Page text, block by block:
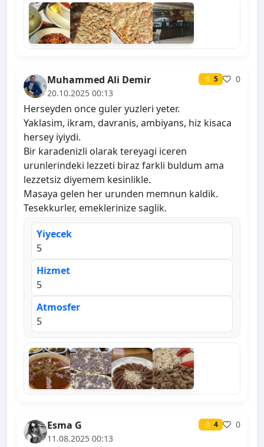
Muhammed Ali Demir ⭐ 5
0
20.10.2025 00:13
Herseyden once guler yuzleri yeter.
Yaklasim, ikram, davranis, ambiyans, hiz kisaca
hersey iyiydi.
Bir karadenizli olarak tereyagi iceren
urunlerindeki lezzeti biraz farkli buldum ama
lezzetsiz diyemem kesinlikle.
Masaya gelen her urunden memnun kaldik.
Tesekkurler, emeklerinize saglik.
Yiyecek
5
Hizmet
5
Atmosfer
5
Esma G ⭐ 4
0
11.08.2025 00:13